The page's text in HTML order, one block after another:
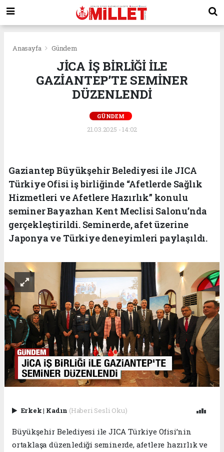
Anasayfa Gündem
JİCA İŞ BİRLİĞİ İLE
GAZİANTEP’TE SEMİNER
DÜZENLENDİ
GÜNDEM
21.03.2025 - 14:02
Gaziantep Büyükşehir Belediyesi ile JICA
Türkiye Ofisi iş birliğinde “Afetlerde Sağlık
Hizmetleri ve Afetlere Hazırlık” konulu
seminer Bayazhan Kent Meclisi Salonu’nda
gerçekleştirildi. Seminerde, afet üzerine
Japonya ve Türkiye deneyimleri paylaşıldı.
Erkek| Kadın (Haberi Sesli Oku)
Büyükşehir Belediyesi ile JICA Türkiye Ofisi’nin
ortaklaşa düzenlediği seminerde, afetlere hazırlık ve